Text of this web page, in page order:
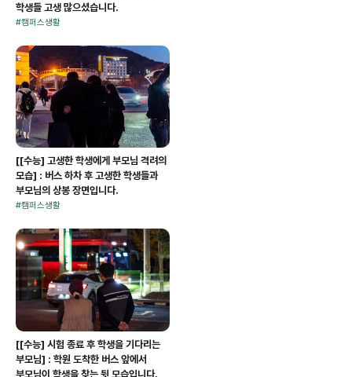
학생들 고생 많으셨습니다.
#캠퍼스생활
[[수능] 고생한 학생에게 부모님 격려의
모습] : 버스 하차 후 고생한 학생들과
부모님의 상봉 장면입니다.
#캠퍼스생활
[[수능] 시험 종료 후 학생을 기다리는
부모님] : 학원 도착한 버스 앞에서
부모님이 학생을 찾는 뒷 모습입니다.